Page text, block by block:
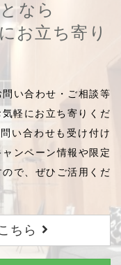
なら
お立ち寄り
い合わせ・ご相談等
軽にお立ち寄りくだ
い合わせも受け付け
ンペーン情報や限定
で、ぜひご活用くだ
ちら